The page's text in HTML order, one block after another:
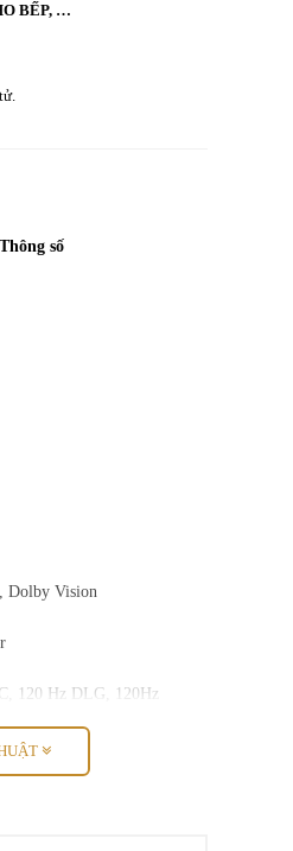
BẾP, …
Thông số
Dolby Vision
120 Hz DLG, 120Hz